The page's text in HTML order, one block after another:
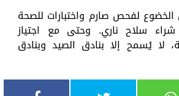
لفحص صارم واختبارات للصحة
سلاح ناري. وحتى مع اجتياز
لا يُسمح إلا بنادق الصيد وبنادق